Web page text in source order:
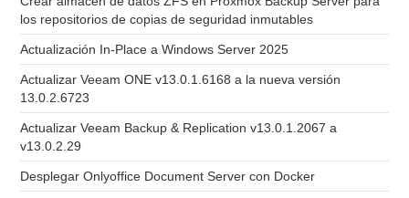
los repositorios de copias de seguridad inmutables
Actualización In-Place a Windows Server 2025
Actualizar Veeam ONE v13.0.1.6168 a la nueva versión
13.0.2.6723
Actualizar Veeam Backup & Replication v13.0.1.2067 a
v13.0.2.29
Desplegar Onlyoffice Document Server con Docker